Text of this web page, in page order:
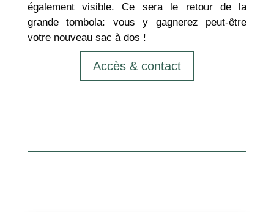
également visible. Ce sera le retour de la
grande tombola: vous y gagnerez peut-être
votre nouveau sac à dos !
Accès & contact